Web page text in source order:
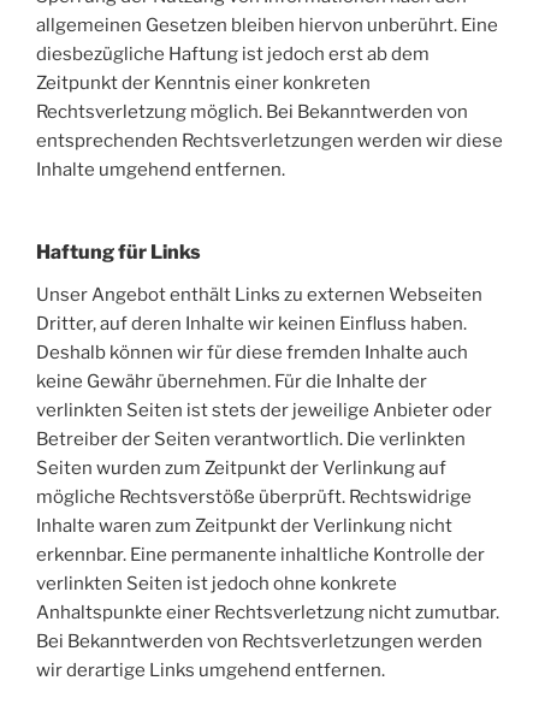
allgemeinen Gesetzen bleiben hiervon unberührt. Eine
diesbezügliche Haftung ist jedoch erst ab dem
Zeitpunkt der Kenntnis einer konkreten
Rechtsverletzung möglich. Bei Bekanntwerden von
entsprechenden Rechtsverletzungen werden wir diese
Inhalte umgehend entfernen.
Haftung für Links
Unser Angebot enthält Links zu externen Webseiten
Dritter, auf deren Inhalte wir keinen Einfluss haben.
Deshalb können wir für diese fremden Inhalte auch
keine Gewähr übernehmen. Für die Inhalte der
verlinkten Seiten ist stets der jeweilige Anbieter oder
Betreiber der Seiten verantwortlich. Die verlinkten
Seiten wurden zum Zeitpunkt der Verlinkung auf
mögliche Rechtsverstöße überprüft. Rechtswidrige
Inhalte waren zum Zeitpunkt der Verlinkung nicht
erkennbar. Eine permanente inhaltliche Kontrolle der
verlinkten Seiten ist jedoch ohne konkrete
Anhaltspunkte einer Rechtsverletzung nicht zumutbar.
Bei Bekanntwerden von Rechtsverletzungen werden
wir derartige Links umgehend entfernen.